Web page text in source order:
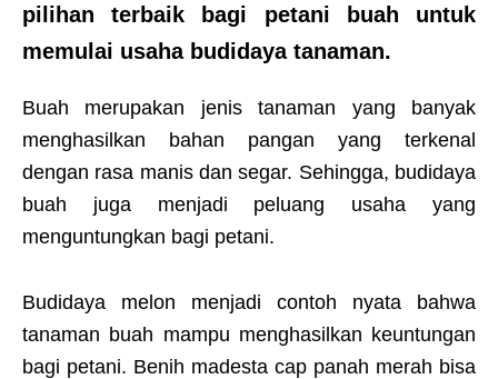
pilihan terbaik bagi petani buah untuk
memulai usaha budidaya tanaman.
Buah merupakan jenis tanaman yang banyak
menghasilkan bahan pangan yang terkenal
dengan rasa manis dan segar. Sehingga, budidaya
buah juga menjadi peluang usaha yang
menguntungkan bagi petani.
Budidaya melon menjadi contoh nyata bahwa
tanaman buah mampu menghasilkan keuntungan
bagi petani. Benih madesta cap panah merah bisa